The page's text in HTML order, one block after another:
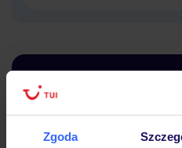
Zgoda